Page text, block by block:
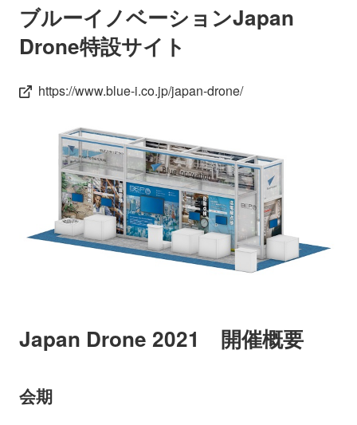
ブルーイノベーションJapan
Drone特設サイト
https://www.blue-i.co.jp/japan-drone/
Japan Drone 2021 開催概要
会期